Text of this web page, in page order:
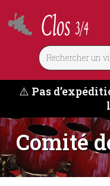
to
main
⚠️ Pas
Comité